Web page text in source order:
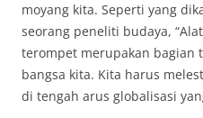
moyang kita. Seperti yang
seorang peneliti budaya,
terompet merupakan bagian
bangsa kita. Kita harus
di tengah arus globalisasi